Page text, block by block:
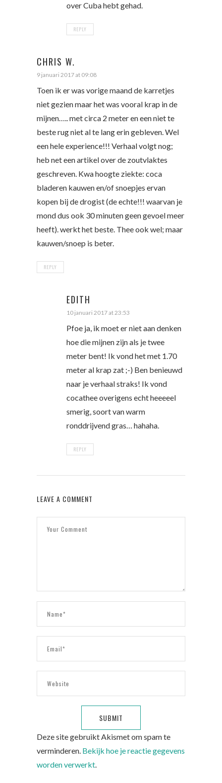
over Cuba hebt gehad.
REPLY
CHRIS W.
9 januari 2017 at 09:08
Toen ik er was vorige maand de karretjes
niet gezien maar het was vooral krap in de
mijnen….. met circa 2 meter en een niet te
beste rug niet al te lang erin gebleven. Wel
een hele experience!!! Verhaal volgt nog;
heb net een artikel over de zoutvlaktes
geschreven. Kwa hoogte ziekte: coca
bladeren kauwen en/of snoepjes ervan
kopen bij de drogist (de echte!!! waarvan je
mond dus ook 30 minuten geen gevoel meer
heeft). werkt het beste. Thee ook wel; maar
kauwen/snoep is beter.
REPLY
EDITH
10 januari 2017 at 23:53
Pfoe ja, ik moet er niet aan denken
hoe die mijnen zijn als je twee
meter bent! Ik vond het met 1.70
meter al krap zat ;-) Ben benieuwd
naar je verhaal straks! Ik vond
cocathee overigens echt heeeeel
smerig, soort van warm
ronddrijvend gras… hahaha.
REPLY
LEAVE A COMMENT
Deze site gebruikt Akismet om spam te
verminderen. Bekijk hoe je reactie gegevens
worden verwerkt.